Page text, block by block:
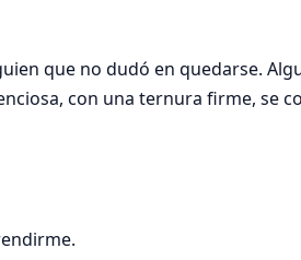
que no dudó en quedarse.
con una ternura firme, se